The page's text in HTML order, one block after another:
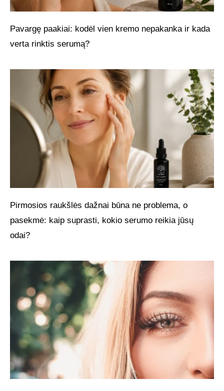
Pavargę paakiai: kodėl vien kremo nepakanka ir kada
verta rinktis serumą?
Pirmosios raukšlės dažnai būna ne problema, o
pasekmė: kaip suprasti, kokio serumo reikia jūsų
odai?